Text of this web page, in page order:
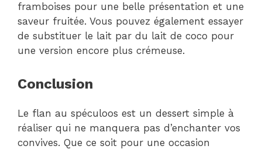
framboises pour une belle présentation et une
saveur fruitée. Vous pouvez également essayer
de substituer le lait par du lait de coco pour
une version encore plus crémeuse.
Conclusion
Le flan au spéculoos est un dessert simple à
réaliser qui ne manquera pas d’enchanter vos
convives. Que ce soit pour une occasion